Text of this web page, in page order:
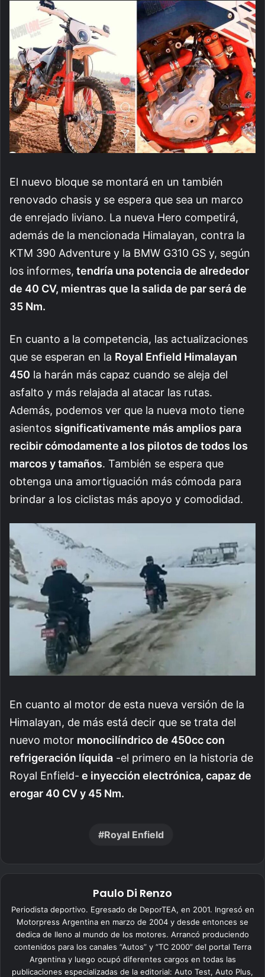
El nuevo bloque se montará en un también
renovado chasis y se espera que sea un marco
de enrejado liviano. La nueva Hero competirá,
además de la mencionada Himalayan, contra la
KTM 390 Adventure y la BMW G310 GS y, según
los informes, tendría una potencia de alrededor
de 40 CV, mientras que la salida de par será de
35 Nm.
En cuanto a la competencia, las actualizaciones
que se esperan en la Royal Enfield Himalayan
450 la harán más capaz cuando se aleja del
asfalto y más relajada al atacar las rutas.
Además, podemos ver que la nueva moto tiene
asientos significativamente más amplios para
recibir cómodamente a los pilotos de todos los
marcos y tamaños. También se espera que
obtenga una amortiguación más cómoda para
brindar a los ciclistas más apoyo y comodidad.
En cuanto al motor de esta nueva versión de la
Himalayan, de más está decir que se trata del
nuevo motor monocilíndrico de 450cc con
refrigeración líquida -el primero en la historia de
Royal Enfield- e inyección electrónica, capaz de
erogar 40 CV y ​​45 Nm.
Royal Enfield
Paulo Di Renzo
Periodista deportivo. Egresado de DeporTEA, en 2001. Ingresó en
Motorpress Argentina en marzo de 2004 y desde entonces se
dedica de lleno al mundo de los motores. Arrancó produciendo
contenidos para los canales “Autos” y “TC 2000” del portal Terra
Argentina y luego ocupó diferentes cargos en todas las
publicaciones especializadas de la editorial: Auto Test, Auto Plus,